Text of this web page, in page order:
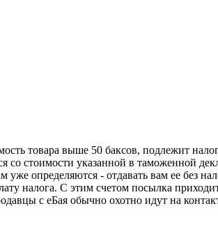
товара выше 50 баксов, подлежит
стоимости указанной в таможенной
определяются - отдавать вам ее без
налога. С этим счетом посылка
с еБая обычно охотно идут на